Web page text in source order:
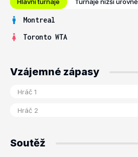
Montreal
Toronto WTA
Vzájemné zápasy
Soutěž